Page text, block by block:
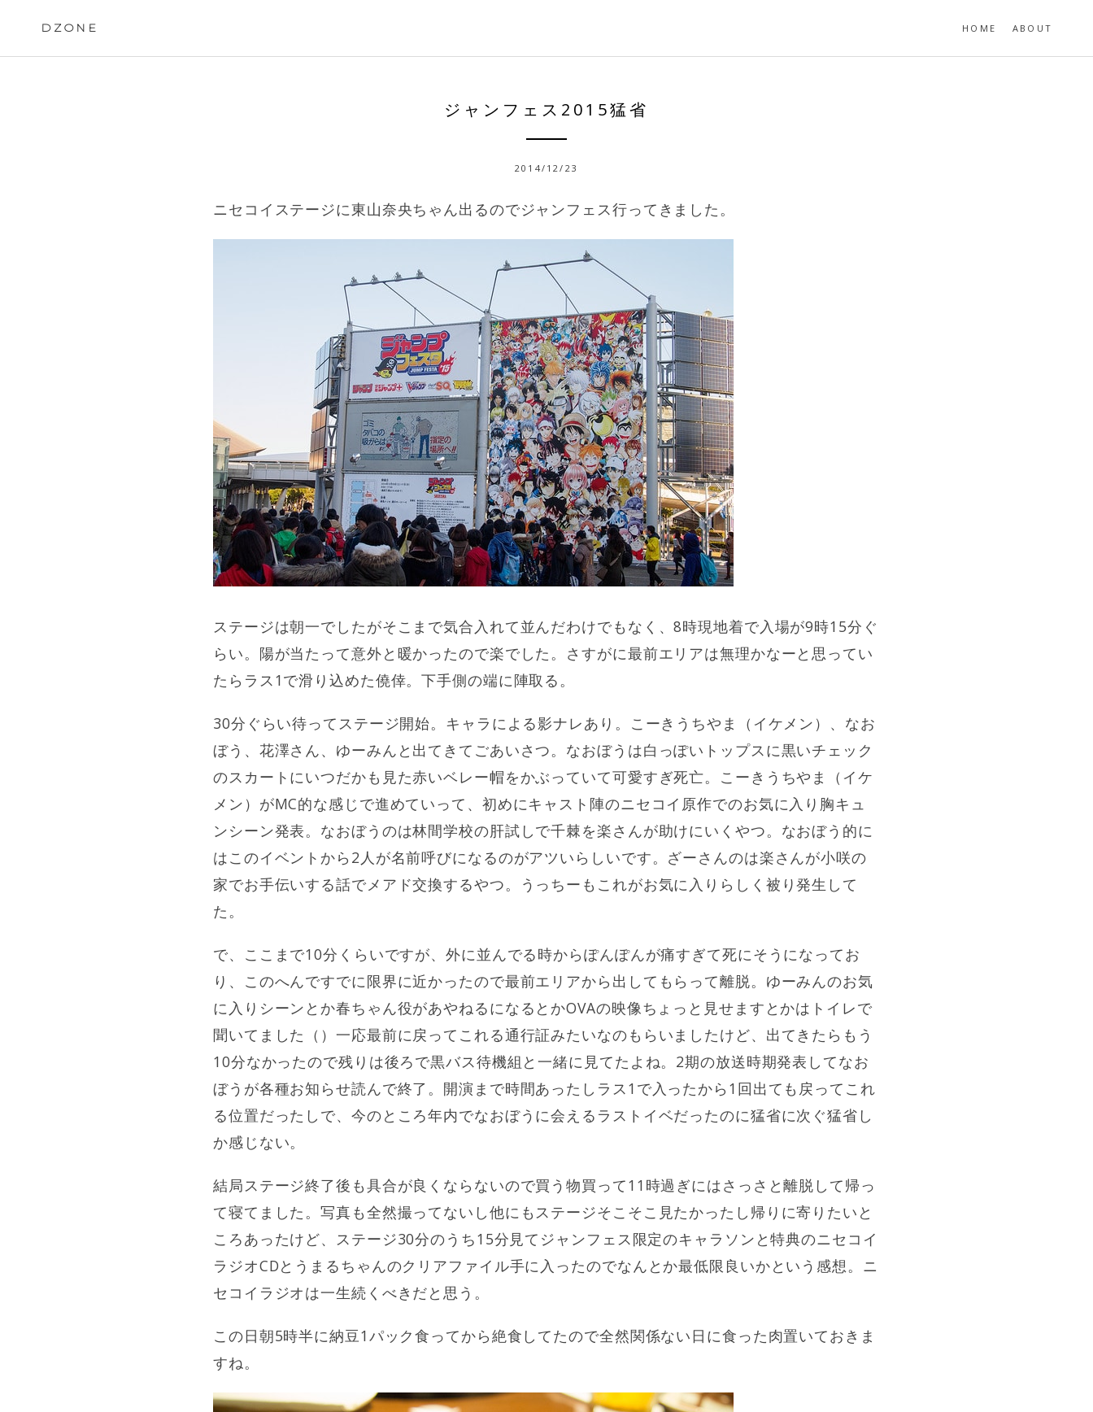
DZONE HOME ABOUT
ジャンフェス2015猛省
2014/12/23
ニセコイステージに東山奈央ちゃん出るのでジャンフェス行ってきました。
ステージは朝一でしたがそこまで気合入れて並んだわけでもなく、8時現地着で入場が9時15分ぐ
らい。陽が当たって意外と暖かったので楽でした。さすがに最前エリアは無理かなーと思ってい
たらラス1で滑り込めた僥倖。下手側の端に陣取る。
30分ぐらい待ってステージ開始。キャラによる影ナレあり。こーきうちやま（イケメン）、なお
ぼう、花澤さん、ゆーみんと出てきてごあいさつ。なおぼうは白っぽいトップスに黒いチェック
のスカートにいつだかも見た赤いベレー帽をかぶっていて可愛すぎ死亡。こーきうちやま（イケ
メン）がMC的な感じで進めていって、初めにキャスト陣のニセコイ原作でのお気に入り胸キュ
ンシーン発表。なおぼうのは林間学校の肝試しで千棘を楽さんが助けにいくやつ。なおぼう的に
はこのイベントから2人が名前呼びになるのがアツいらしいです。ざーさんのは楽さんが小咲の
家でお手伝いする話でメアド交換するやつ。うっちーもこれがお気に入りらしく被り発生して
た。
で、ここまで10分くらいですが、外に並んでる時からぽんぽんが痛すぎて死にそうになってお
り、このへんですでに限界に近かったので最前エリアから出してもらって離脱。ゆーみんのお気
に入りシーンとか春ちゃん役があやねるになるとかOVAの映像ちょっと見せますとかはトイレで
聞いてました（）一応最前に戻ってこれる通行証みたいなのもらいましたけど、出てきたらもう
10分なかったので残りは後ろで黒バス待機組と一緒に見てたよね。2期の放送時期発表してなお
ぼうが各種お知らせ読んで終了。開演まで時間あったしラス1で入ったから1回出ても戻ってこれ
る位置だったしで、今のところ年内でなおぼうに会えるラストイベだったのに猛省に次ぐ猛省し
か感じない。
結局ステージ終了後も具合が良くならないので買う物買って11時過ぎにはさっさと離脱して帰っ
て寝てました。写真も全然撮ってないし他にもステージそこそこ見たかったし帰りに寄りたいと
ころあったけど、ステージ30分のうち15分見てジャンフェス限定のキャラソンと特典のニセコイ
ラジオCDとうまるちゃんのクリアファイル手に入ったのでなんとか最低限良いかという感想。ニ
セコイラジオは一生続くべきだと思う。
この日朝5時半に納豆1パック食ってから絶食してたので全然関係ない日に食った肉置いておきま
すね。